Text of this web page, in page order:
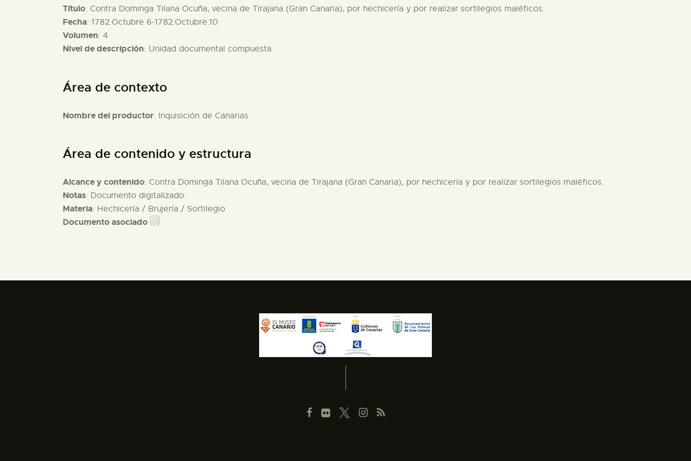
Título: Contra Dominga Tilana Ocuña, vecina de Tirajana (Gran Canaria), por hechicería y por realizar sortilegios maléficos.
Fecha: 1782.Octubre 6-1782.Octubre.10
Volumen: 4
Nivel de descripción: Unidad documental compuesta
Área de contexto
Nombre del productor: Inquisición de Canarias
Área de contenido y estructura
Alcance y contenido: Contra Dominga Tilana Ocuña, vecina de Tirajana (Gran Canaria), por hechicería y por realizar sortilegios maléficos.
Notas: Documento digitalizado.
Materia: Hechicería / Brujería / Sortilegio
Documento asociado